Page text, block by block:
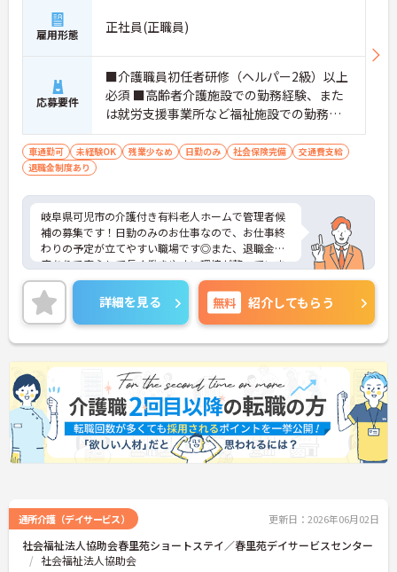
雇用形態 正社員(正職員)
応募要件
■介護職員初任者研修（ヘルパー2級）以上
必須 ■高齢者介護施設での勤務経験、また
は就労支援事業所など福祉施設での勤務経
験あれば尚可 ※施設管理者経験がない方も
歓迎 ■経験不問 ■Excelを使用した既存フォ
内研修システムの受講者管理出来れば尚可
■普通自動車運転免許（AT限定可）必須
車通勤可 未経験OK 残業少なめ 日勤のみ 社会保険完備
交通費支給
退職金制度あり
岐阜県可児市の介護付き有料老人ホームで管理者候
補の募集です！日勤のみのお仕事なので、お仕事終
わりの予定が立てやすい職場です◎また、退職金制
度ありで安心して長く働きやすい環境が整っていま
す♪ご興味のある方は面接ポイントをお伝えします
ので、お気軽にご相談ください！
詳細を見る 無料 紹介してもらう
通所介護（デイサービス） 更新日：2026年06月02日
社会福祉法人協助会春里苑ショートステイ／春里苑デイサービスセンター
社会福祉法人協助会